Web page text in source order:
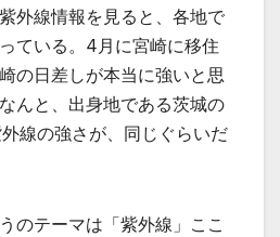
外線情報を見ると、各地で
ている。4月に宮崎に移住
の日差しが本当に強いと思
んと、出身地である茨城の
線の強さが、同じぐらいだ
のテーマは「紫外線」ここ